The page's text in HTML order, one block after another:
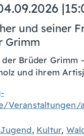
|
und seiner
Grimm
Veranstaltungen/
der Brüder Grimm
und ihrem
, Kultur,